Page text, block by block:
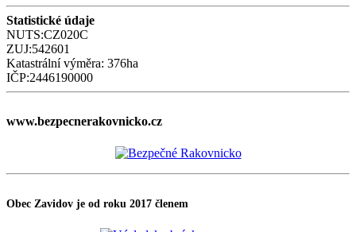
Statistické údaje
NUTS:CZ020C
ZUJ:542601
Katastrální výměra: 376ha
IČP:2446190000
www.bezpecnerakovnicko.cz
Obec Zavidov je od roku 2017 členem